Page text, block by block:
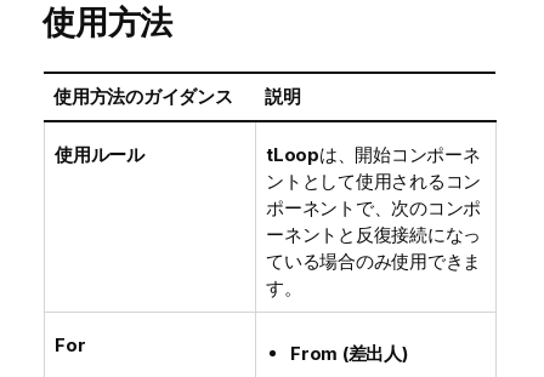
使用方法
使用方法のガイダンス 説明
使用ルール tLoopは、開始コンポーネ
ントとして使用されるコン
ポーネントで、次のコンポ
ーネントと反復接続になっ
ている場合のみ使用できま
す。
For
From (差出人)